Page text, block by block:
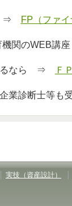
⇒ FP（ファ
機関のWEB
るなら ⇒ Ｆ
企業診断士等
実技（資産設計）